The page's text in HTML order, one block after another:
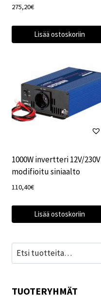
275,20€
Lisää ostoskoriin
1000W invertteri 12V/230V
modifioitu siniaalto
110,40€
Lisää ostoskoriin
Etsi:
TUOTERYHMÄT